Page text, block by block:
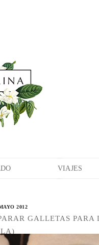
VIAJES
2012
GALLETAS PARA